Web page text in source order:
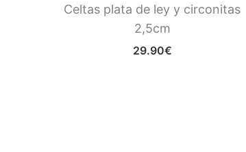
Celtas plata de ley y circonitas
2,5cm
29.90€